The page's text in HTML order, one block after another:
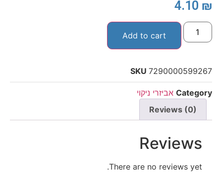
4.10 ₪
Add to cart
SKU 7290000599267
Category אביזרי ניקוי
Reviews (0)
Reviews
There are no reviews yet.